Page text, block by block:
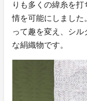
りも多くの緯糸を
情を可能にしました
って趣を変え、シ
な絹織物です。